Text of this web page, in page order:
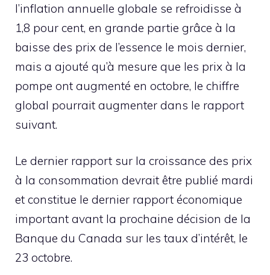
l’inflation annuelle globale se refroidisse à
1,8 pour cent, en grande partie grâce à la
baisse des prix de l’essence le mois dernier,
mais a ajouté qu’à mesure que les prix à la
pompe ont augmenté en octobre, le chiffre
global pourrait augmenter dans le rapport
suivant.
Le dernier rapport sur la croissance des prix
à la consommation devrait être publié mardi
et constitue le dernier rapport économique
important avant la prochaine décision de la
Banque du Canada sur les taux d’intérêt, le
23 octobre.